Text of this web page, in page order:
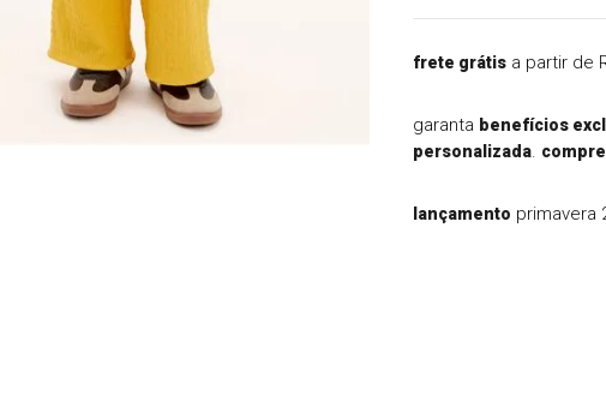
frete grátisa partir de
garanta benefícios
personalizada.
lançamento primavera